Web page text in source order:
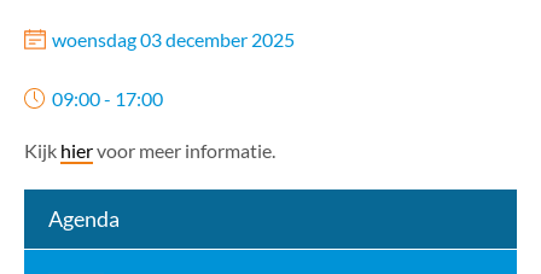
woensdag 03 december 2025
09:00 - 17:00
Kijk hiervoor meer informatie.
Agenda